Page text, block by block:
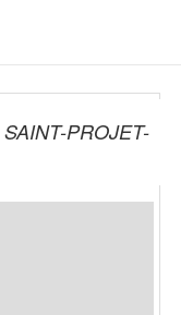
SAINT-PROJET-